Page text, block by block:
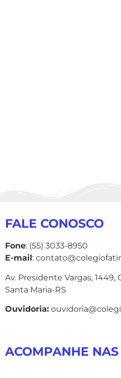
FALE CONOSCO
Fone: (55) 3033-8950
E-mail:
Av. Presidente Vargas, 1449,
Santa Maria-RS
Ouvidoria:
ACOMPANHE